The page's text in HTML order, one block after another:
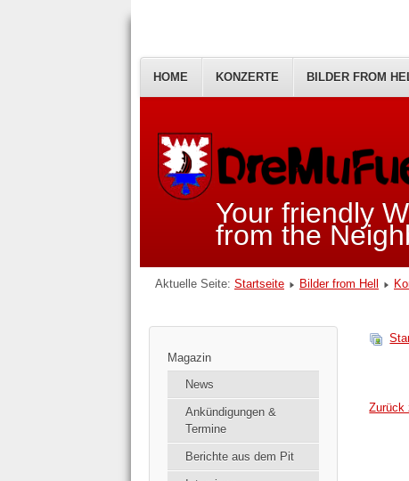
Your friendly
from the
HOME KONZERTE BILDER FROM
Aktuelle Seite: Startseite Bilder from Hell
Magazin
News
Ankündigungen &
Termine
Berichte aus dem Pit
Zurück